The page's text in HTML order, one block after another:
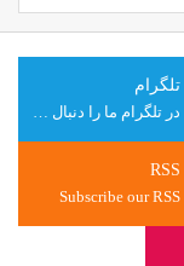
تلگرام
RSS
Subscribe our RSS